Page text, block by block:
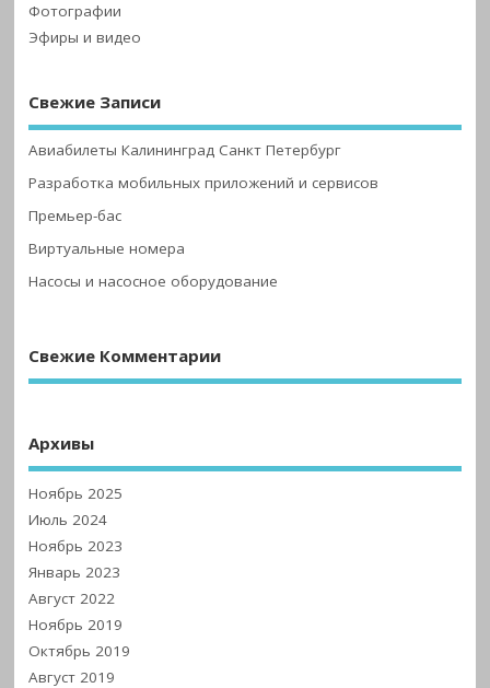
Фотографии
Эфиры и видео
Свежие Записи
Авиабилеты Калининград Санкт Петербург
Разработка мобильных приложений и сервисов
Премьер-бас
Виртуальные номера
Насосы и насосное оборудование
Свежие Комментарии
Архивы
Ноябрь 2025
Июль 2024
Ноябрь 2023
Январь 2023
Август 2022
Ноябрь 2019
Октябрь 2019
Август 2019